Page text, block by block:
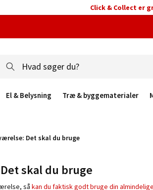
Click & Collect er
El & Belysning Træ & byggematerialer
Det skal du bruge
skal du bruge
så kan du faktisk godt bruge din